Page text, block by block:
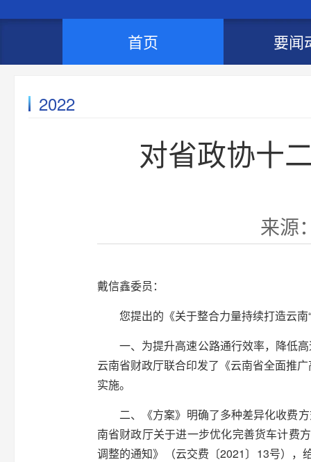
首页 要闻
2022
对省政协十
来源
戴信鑫委员：
您提出的《关于整合力量持续打造云南
一、为提升高速公路通行效率，降低高
云南省财政厅联合印发了《云南省全面推
实施。
二、《方案》明确了多种差异化收费方
南省财政厅关于进一步优化完善货车计费
调整的通知》（云交费〔2021〕13号），